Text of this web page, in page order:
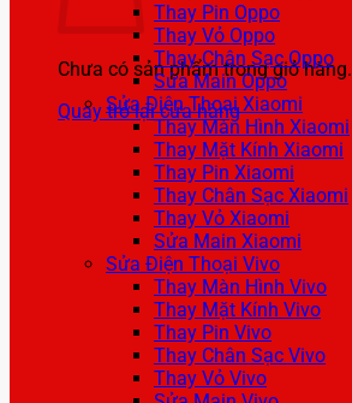
Chưa có sản phẩm trong giỏ hàng.
Quay trở lại cửa hàng
Thay Pin Oppo
Thay Vỏ Oppo
Thay Chân Sạc Oppo
Sửa Main Oppo
Sửa Điện Thoại Xiaomi
Thay Màn Hình Xiaomi
Thay Mặt Kính Xiaomi
Thay Pin Xiaomi
Thay Chân Sạc Xiaomi
Thay Vỏ Xiaomi
Sửa Main Xiaomi
Sửa Điện Thoại Vivo
Thay Màn Hình Vivo
Thay Mặt Kính Vivo
Thay Pin Vivo
Thay Chân Sạc Vivo
Thay Vỏ Vivo